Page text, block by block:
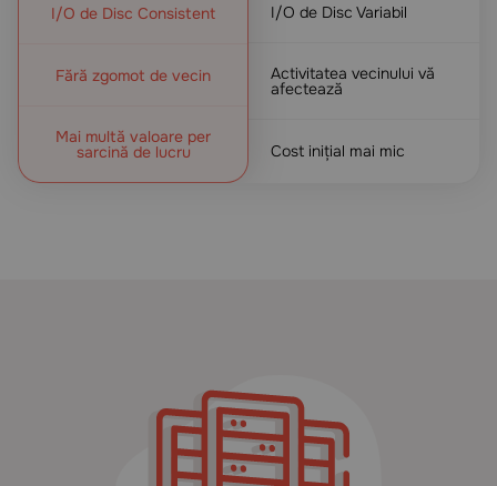
I/O de Disc Consistent
Fără zgomot de vecin
Mai multă valoare per
sarcină de lucru
I/O de Disc Variabil
Activitatea vecinului vă
afectează
Cost inițial mai mic